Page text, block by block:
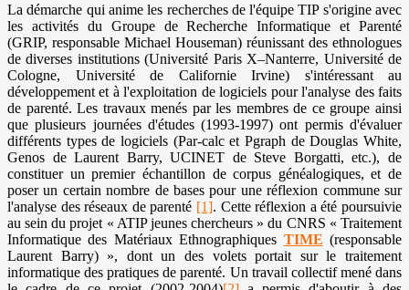
La démarche qui anime les recherches de l'équipe TIP s'origine avec
les activités du Groupe de Recherche Informatique et Parenté
(GRIP, responsable Michael Houseman) réunissant des ethnologues
de diverses institutions (Université Paris X–Nanterre, Université de
Cologne, Université de Californie Irvine) s'intéressant au
développement et à l'exploitation de logiciels pour l'analyse des faits
de parenté. Les travaux menés par les membres de ce groupe ainsi
que plusieurs journées d'études (1993-1997) ont permis d'évaluer
différents types de logiciels (Par-calc et Pgraph de Douglas White,
Genos de Laurent Barry, UCINET de Steve Borgatti, etc.), de
constituer un premier échantillon de corpus généalogiques, et de
poser un certain nombre de bases pour une réflexion commune sur
l'analyse des réseaux de parenté [1]. Cette réflexion a été poursuivie
au sein du projet « ATIP jeunes chercheurs » du CNRS « Traitement
Informatique des Matériaux Ethnographiques TIME (responsable
Laurent Barry) », dont un des volets portait sur le traitement
informatique des pratiques de parenté. Un travail collectif mené dans